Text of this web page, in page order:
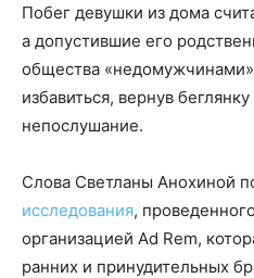
Побег девушки из дома
а допустившие его
общества
избавиться, вернув
непослушание.
Слова Светланы Анохиной
исследования,
организацией Ad Rem,
ранних и принудительных